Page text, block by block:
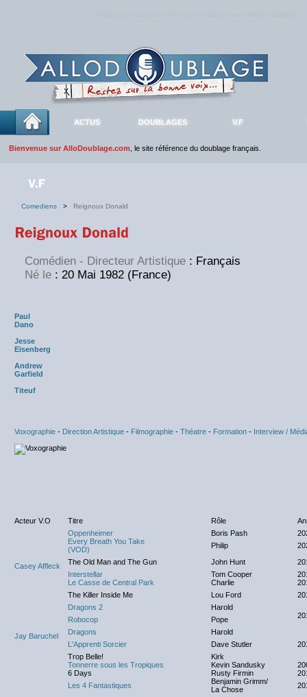
ACTUS DOUBLAGES V.F
Bienvenue sur AlloDoublage.com , le site référence du doublage français.
Comediens > Reignoux Donald
Comédien - Directeur Artistique : Français
Né le : 20 Mai 1982 (France)
Paul
Dano
Jesse
Eisenberg
Andrew
Garfield
Titeuf
Voxographie - Direction Artistique - Filmographie - Théatre - Formation - Interview /
Acteur V.O Titre Rôle
Casey Affleck
Oppenheimer Boris Pash
Every Breath You Take
(VOD)
Philip
The Old Man and The Gun
John Hunt
Interstellar
Tom Cooper
Le Casse de Central Park
Charlie
The Killer Inside Me
Lou Ford
Jay Baruchel
Dragons 2
Harold
Robocop
Pope
Dragons
Harold
L'Apprenti Sorcier
Dave Stutler
Trop Belle!
Kirk
Tonnerre sous les Tropiques
Kevin Sandusky
6 Days Rusty Firmin
Les 4 Fantastiques
Benjamin Grimm/
La Chose